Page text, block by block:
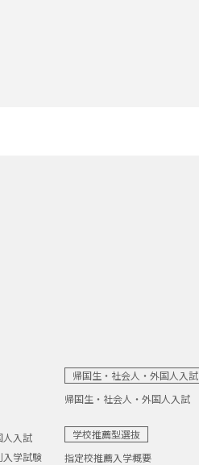
人入試
入学試験
帰国生・社会人・外国人入試
帰国生・社会人・外国人入試
学校推薦型選抜
指定校推薦入学概要